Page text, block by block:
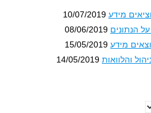
מידע 10/07/2019
08/06/2019
מידע 15/05/2019
14/05/2019